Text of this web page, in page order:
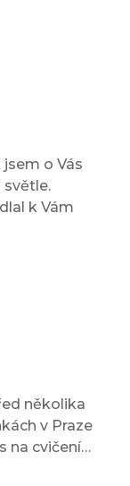
o Vás
světle.
k Vám
několika
v Praze
na cvičení…